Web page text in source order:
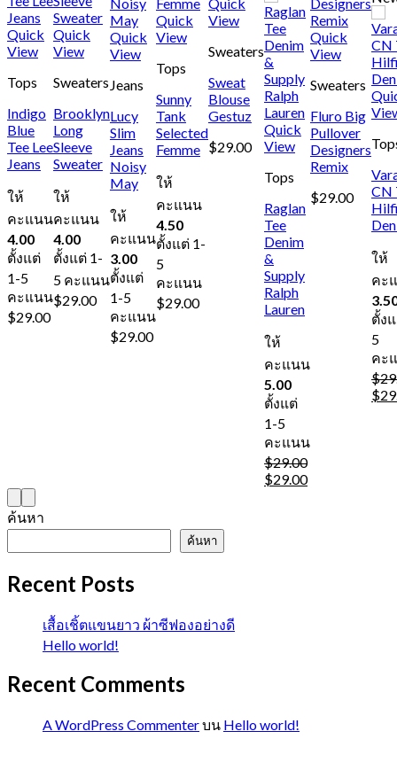
Quick
View
Tops
Indigo
Blue
Tee Lee
Jeans
ให้
คะแนน
4.00
ตั้งแต่
1-5
คะแนน
$29.00
Quick
View
Sweaters
Brooklyn
Long
Sleeve
Sweater
ให้
คะแนน
4.00
ตั้งแต่ 1-
5 คะแนน
$29.00
Quick
View
Jeans
Lucy
Slim
Jeans
Noisy
May
ให้
คะแนน
3.00
ตั้งแต่
1-5
คะแนน
$29.00
Quick
View
Tops
Sunny
Tank
Selected
Femme
ให้
คะแนน
4.50
ตั้งแต่ 1-
5
คะแนน
$29.00
View
Sweaters
Sweat
Blouse
Gestuz
$29.00
Quick
View
Tops
Raglan
Tee
Denim
&
Supply
Ralph
Lauren
ให้
คะแนน
5.00
ตั้งแต่
1-5
คะแนน
$29.00
Original
$29.00Current
Quick
View
Sweaters
Fluro Big
Pullover
Designers
Remix
$29.00
CN
ให้
คะ
ตั้ง
5
คะ
$
$
ค้นหา
ค้นหา
Recent Posts
เสื้อเชิ้ตแขนยาว ผ้าซีฟองอย่างดี
Hello world!
Recent Comments
A WordPress Commenterบน Hello world!